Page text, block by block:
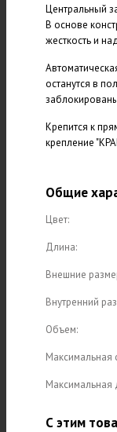
Центральный
В основе
жесткость и
останутся в
Крепится к
крепление
Общие
Цвет:
Длина:
Внешние
Внутренний
Объем:
Максимальная
С этим